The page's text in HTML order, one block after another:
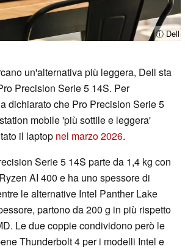
ⓘ Dell
un'alternativa più leggera, Dell sta
Precision Serie 5 14S. Per
dichiarato che Pro Precision Serie 5
mobile 'più sottile e leggera'
il laptop nel marzo 2026.
Serie 5 14S parte da 1,4 kg con
AI 400 e ha uno spessore di
le alternative Intel Panther Lake
partono da 200 g in più rispetto
Le due coppie condividono però le
Thunderbolt 4 per i modelli Intel e